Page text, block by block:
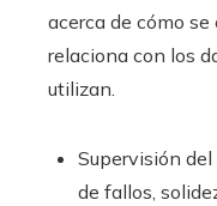
acerca de cómo
relaciona con los
utilizan.
Supervisión
de fallos,